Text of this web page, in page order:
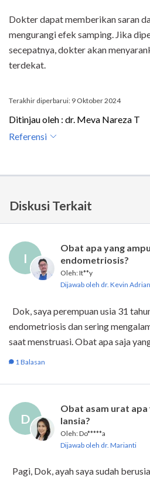
Dokter dapat memberikan saran
mengurangi efek samping. Jika
secepatnya, dokter akan
terdekat.
Terakhir diperbarui: 9 Oktober 2024